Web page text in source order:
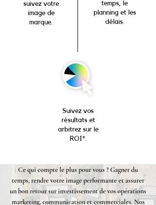
suivez votre
image de
marque.
temps, le
planning et les
délais.
Suivez vos
résultats et
arbitrez sur le
ROI*.
Ce qui compte le plus pour vous ? Gagner du
temps, rendre votre image performante et assurer
un bon retour sur investissement de vos opérations
marketing, communication et commerciales. Nos